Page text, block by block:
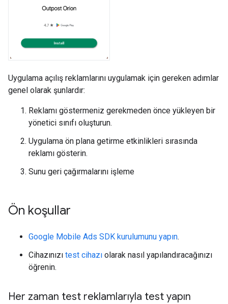
Uygulama açılış reklamlarını uygulamak için gereken adımlar
genel olarak şunlardır:
Reklamı göstermeniz gerekmeden önce yükleyen bir
yönetici sınıfı oluşturun.
Uygulama ön plana getirme etkinlikleri sırasında
reklamı gösterin.
Sunu geri çağırmalarını işleme
Ön koşullar
Google Mobile Ads SDK kurulumunu yapın.
Cihazınızı test cihazı olarak nasıl yapılandıracağınızı
öğrenin.
Her zaman test reklamlarıyla test yapın